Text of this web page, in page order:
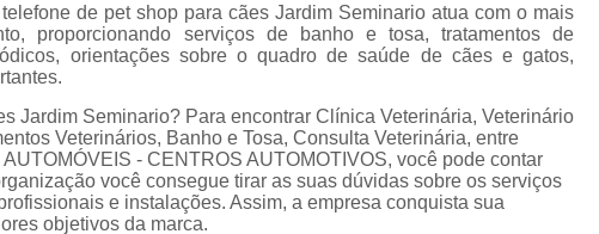
Medicamento para Cachorro
Medicamento Veterinário
Medicamento Veterinário
Pet Shop para Animais de Estimação
de pet shop para cães Jardim Seminario atua com o mais
proporcionando serviços de banho e tosa, tratamentos de
orientações sobre o quadro de saúde de cães e gatos,
Jardim Seminario? Para encontrar Clínica Veterinária, Veterinário
Veterinários, Banho e Tosa, Consulta Veterinária, entre
- CENTROS AUTOMOTIVOS, você pode contar
você consegue tirar as suas dúvidas sobre os serviços
e instalações. Assim, a empresa conquista sua
objetivos da marca.